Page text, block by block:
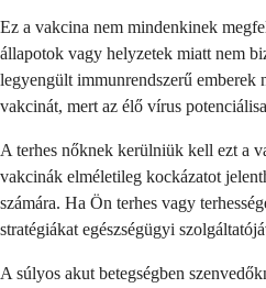
Ez a vakcina nem mindenkinek
állapotok vagy helyzetek miatt nem
legyengült immunrendszerű emberek
vakcinát, mert az élő vírus
A terhes nőknek kerülniük kell ezt a
vakcinák elméletileg kockázatot
számára. Ha Ön terhes vagy
stratégiákat egészségügyi
A súlyos akut betegségben